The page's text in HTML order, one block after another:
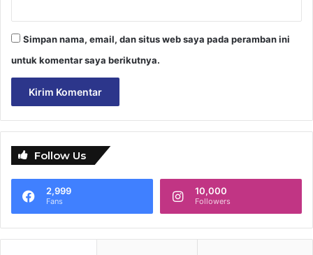
Simpan nama, email, dan situs web saya pada peramban ini
untuk komentar saya berikutnya.
Follow Us
2,999
Fans
10,000
Followers